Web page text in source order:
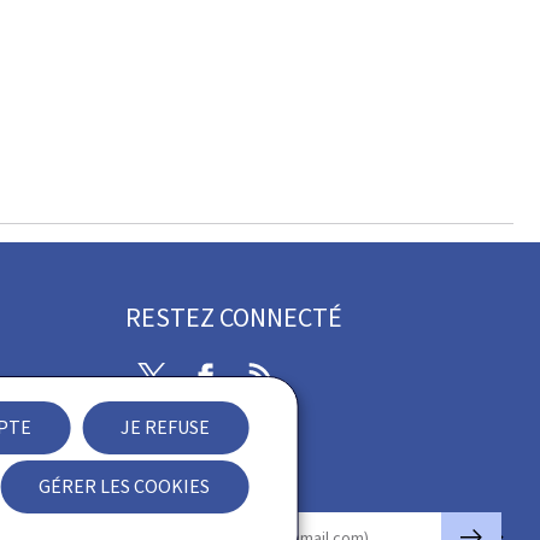
JE REFUSE
GÉRER LES COOKIES
RESTEZ CONNECTÉ
TwitterFacebook
RSS
Newsletter